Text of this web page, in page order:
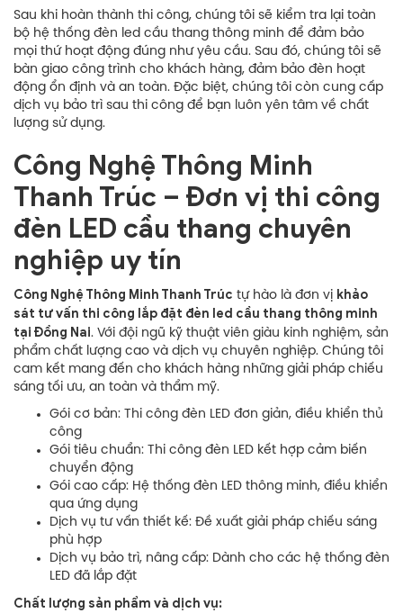
Sau khi hoàn thành thi công, chúng tôi sẽ kiểm tra lại toàn
bộ hệ thống đèn led cầu thang thông minh để đảm bảo
mọi thứ hoạt động đúng như yêu cầu. Sau đó, chúng tôi sẽ
bàn giao công trình cho khách hàng, đảm bảo đèn hoạt
động ổn định và an toàn. Đặc biệt, chúng tôi còn cung cấp
dịch vụ bảo trì sau thi công để bạn luôn yên tâm về chất
lượng sử dụng.
Công Nghệ Thông Minh
Thanh Trúc – Đơn vị thi công
đèn LED cầu thang chuyên
nghiệp uy tín
Công Nghệ Thông Minh Thanh Trúc tự hào là đơn vị khảo
sát tư vấn thi công lắp đặt đèn led cầu thang thông minh
tại Đồng Nai. Với đội ngũ kỹ thuật viên giàu kinh nghiệm, sản
phẩm chất lượng cao và dịch vụ chuyên nghiệp. Chúng tôi
cam kết mang đến cho khách hàng những giải pháp chiếu
sáng tối ưu, an toàn và thẩm mỹ.
Gói cơ bản: Thi công đèn LED đơn giản, điều khiển thủ
công
Gói tiêu chuẩn: Thi công đèn LED kết hợp cảm biến
chuyển động
Gói cao cấp: Hệ thống đèn LED thông minh, điều khiển
qua ứng dụng
Dịch vụ tư vấn thiết kế: Đề xuất giải pháp chiếu sáng
phù hợp
Dịch vụ bảo trì, nâng cấp: Dành cho các hệ thống đèn
LED đã lắp đặt
Chất lượng sản phẩm và dịch vụ: